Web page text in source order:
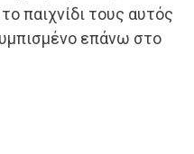
παιχνίδι τους αυτός
επάνω στο